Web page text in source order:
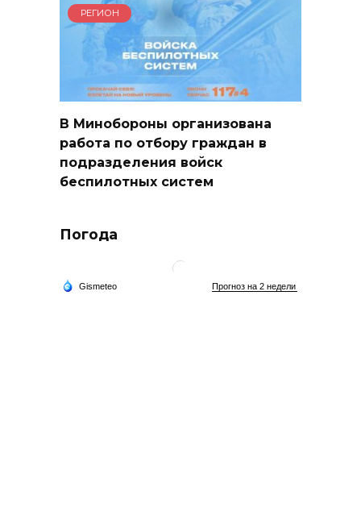
РЕГИОН
В Минобороны организована
работа по отбору граждан в
подразделения войск
беспилотных систем
Погода